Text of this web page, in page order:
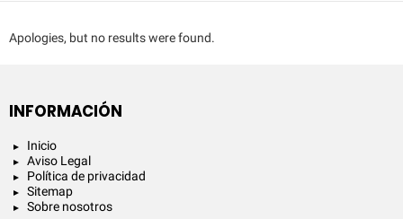
Apologies, but no results were found.
INFORMACIÓN
Inicio
Aviso Legal
Política de privacidad
Sitemap
Sobre nosotros